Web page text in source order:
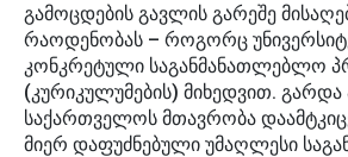
გამოცდების გავლის გარეშე
რაოდენობას – როგორც
კონკრეტული საგანმანათლებლო
(კურიკულუმების) მიხედვით. გარდა
საქართველოს მთავრობა
მიერ დაფუძნებული უმაღლესი